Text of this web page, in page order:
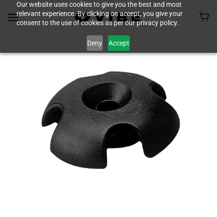
Our website uses cookies to give you the best and most
relevant experience. By clicking on accept, you give your
consent to the use of cookies as per our privacy policy.
Deny Accept